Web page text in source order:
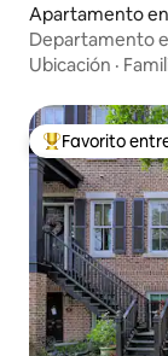
Apartamento
Departamento
tamaño king
Ubicación ·
Favorito entre
Favorito